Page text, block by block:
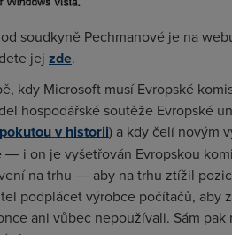
soudkyně Pechmanové je na
jej zde.
kdy Microsoft musí Evropské
hospodářské soutěže Evropské
v historii) a kdy čelí novým
i on je vyšetřován Evropskou
na trhu ― aby na trhu ztížil
podplácet výrobce počítačů, aby
ani vůbec nepoužívali. Sám pak